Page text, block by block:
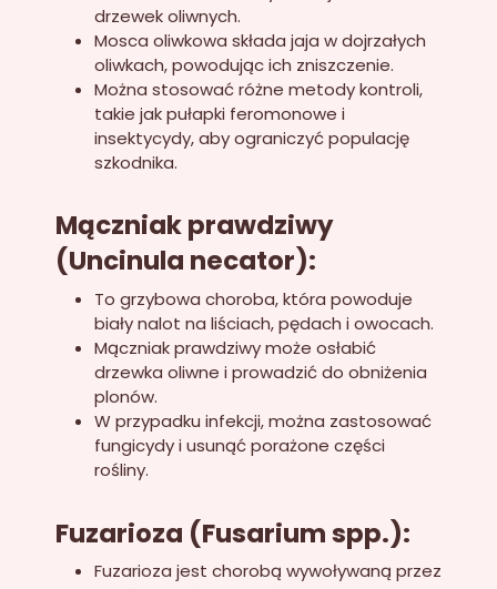
drzewek oliwnych.
Mosca oliwkowa składa jaja w dojrzałych
oliwkach, powodując ich zniszczenie.
Można stosować różne metody kontroli,
takie jak pułapki feromonowe i
insektycydy, aby ograniczyć populację
szkodnika.
Mączniak prawdziwy
(Uncinula necator):
To grzybowa choroba, która powoduje
biały nalot na liściach, pędach i owocach.
Mączniak prawdziwy może osłabić
drzewka oliwne i prowadzić do obniżenia
plonów.
W przypadku infekcji, można zastosować
fungicydy i usunąć porażone części
rośliny.
Fuzarioza (Fusarium spp.):
Fuzarioza jest chorobą wywoływaną przez